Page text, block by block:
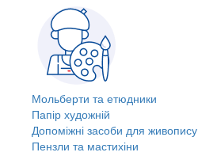
Мольберти та етюдники
Папір художній
Допоміжні засоби для живопису
Пензли та мастихіни